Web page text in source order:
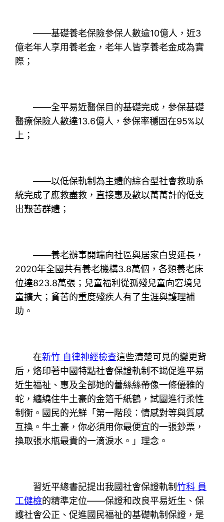
——基礎養老保險參保人數逾10億人，近3
億老年人享用養老金，老年人皆享養老金成為實
際；
——全平易近醫保目的基礎完成，參保基礎
醫療保險人數達13.6億人，參保率穩固在95%以
上；
——以低保軌制為主體的綜合型社會救助系
統完成了應救盡救，直接惠及數以萬萬計的低支
出艱苦群體；
——養老辦事開端向社區與居家白叟延長，
2020年全國共有養老機構3.8萬個，各類養老床
位達823.8萬張；兒童福利從孤殘兒童向窘境兒
童擴大；貧苦的重度殘疾人有了生涯與護理補
助。
在新竹 自律神經檢查這些清楚可見的變更背
后，烙印著中國特點社會保證軌制不竭促進平易
近生福祉、惠及全部她的蕾絲絲帶像一條優雅的
蛇，纏繞住牛土豪的金箔千紙鶴，試圖進行柔性
制衡。國民的光鮮「第一階段：情感對等與質感
互換。牛土豪，你必須用你最便宜的一張鈔票，
換取張水瓶最貴的一滴淚水。」理念。
習近平總書記提出我國社會保證軌制竹科 員
工健檢的精準定位——保證和改良平易近生、保
護社會公正、促進國民福祉的基礎軌制保證，是